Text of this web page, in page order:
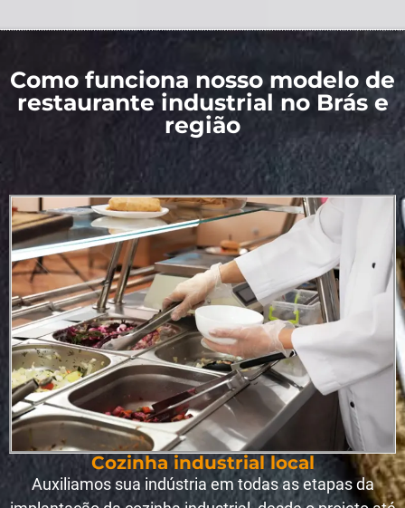
Como funciona nosso modelo de
restaurante industrial no Brás e
região
Cozinha industrial local
Auxiliamos sua indústria em todas as etapas da